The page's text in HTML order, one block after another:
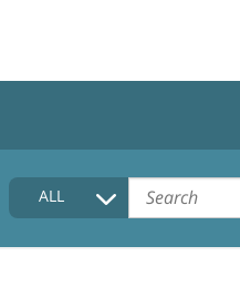
HOME
COLLECTIONS DESCRIPTION
ALL